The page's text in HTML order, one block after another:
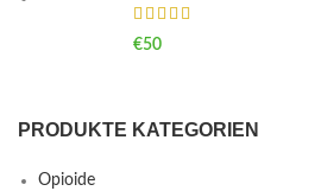
€50
PRODUKTE KATEGORIEN
Opioide